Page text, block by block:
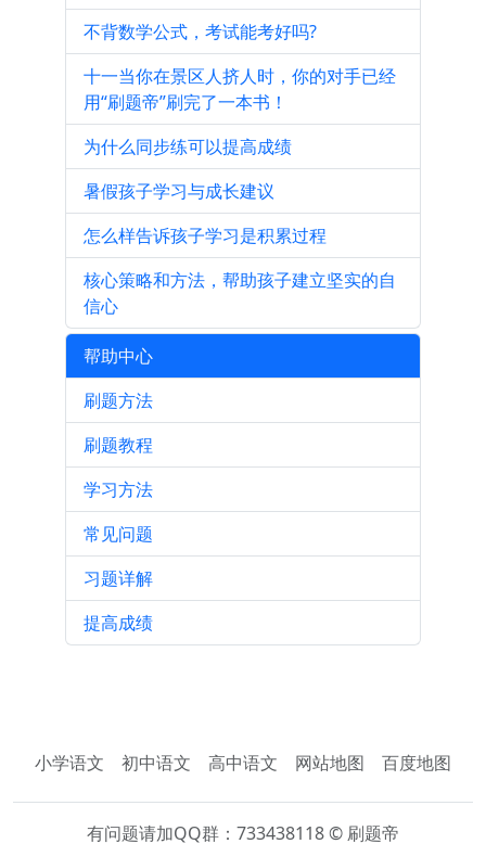
不背数学公式，考试能考好吗?
十一当你在景区人挤人时，你的对手已经
用“刷题帝”刷完了一本书！
为什么同步练可以提高成绩
暑假孩子学习与成长建议
怎么样告诉孩子学习是积累过程
核心策略和方法，帮助孩子建立坚实的自
信心
帮助中心
刷题方法
刷题教程
学习方法
常见问题
习题详解
提高成绩
小学语文 初中语文 高中语文 网站地图 百度地图
有问题请加QQ群：733438118 © 刷题帝